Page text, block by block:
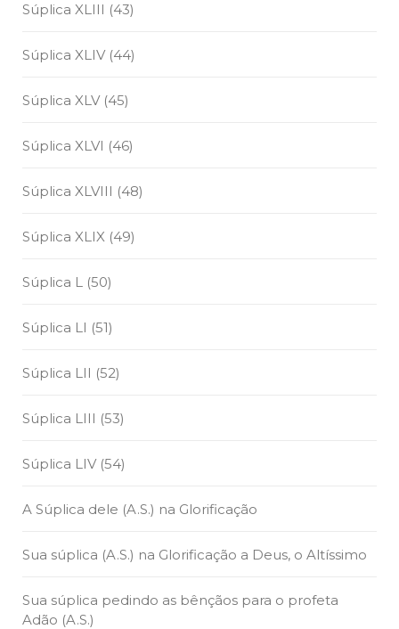
Súplica XLIII (43)
Súplica XLIV (44)
Súplica XLV (45)
Súplica XLVI (46)
Súplica XLVIII (48)
Súplica XLIX (49)
Súplica L (50)
Súplica LI (51)
Súplica LII (52)
Súplica LIII (53)
Súplica LIV (54)
A Súplica dele (A.S.) na Glorificação
Sua súplica (A.S.) na Glorificação a Deus, o Altíssimo
Sua súplica pedindo as bênçãos para o profeta
Adão (A.S.)